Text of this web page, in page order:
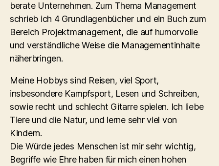
berate Unternehmen. Zum Thema Management
schrieb ich 4 Grundlagenbücher und ein Buch zum
Bereich Projektmanagement, die auf humorvolle
und verständliche Weise die Managementinhalte
näherbringen.
Meine Hobbys sind Reisen, viel Sport,
insbesondere Kampfsport, Lesen und Schreiben,
sowie recht und schlecht Gitarre spielen. Ich liebe
Tiere und die Natur, und lerne sehr viel von
Kindern.
Die Würde jedes Menschen ist mir sehr wichtig,
Begriffe wie Ehre haben für mich einen hohen